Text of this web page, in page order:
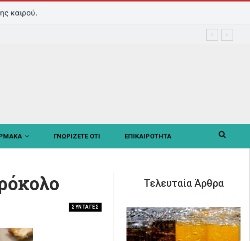
καιρού.
ΓΝΩΡΙΖΕΤΕ ΟΤΙ ΕΠΙΚΑΙΡΟΤΗΤΑ
ΣΥΝΤΑΓΕΣ
Τελευταία Άρθρα